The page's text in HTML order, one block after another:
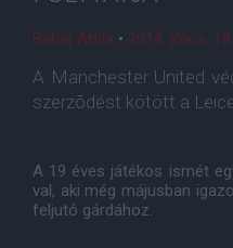
Balog Attila • 2014. július.
A Manchester United
szerzõdést kötött a
A 19 éves játékos ismét
val, aki még májusban
feljutó gárdához.